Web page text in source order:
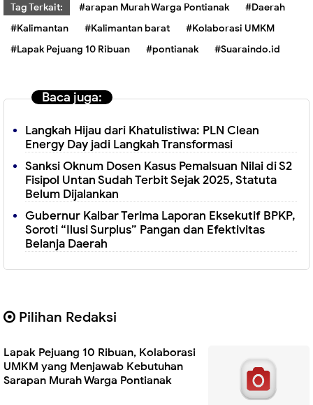
Tag Terkait: #arapan Murah Warga Pontianak
#Daerah
#Kalimantan
#Kalimantan barat
#Kolaborasi UMKM
#Lapak Pejuang 10 Ribuan
#pontianak #Suaraindo.id
Baca juga:
Langkah Hijau dari Khatulistiwa: PLN Clean
Energy Day jadi Langkah Transformasi
Sanksi Oknum Dosen Kasus Pemalsuan Nilai di S2
Fisipol Untan Sudah Terbit Sejak 2025, Statuta
Belum Dijalankan
Gubernur Kalbar Terima Laporan Eksekutif BPKP,
Soroti “Ilusi Surplus” Pangan dan Efektivitas
Belanja Daerah
Pilihan Redaksi
Lapak Pejuang 10 Ribuan, Kolaborasi
UMKM yang Menjawab Kebutuhan
Sarapan Murah Warga Pontianak